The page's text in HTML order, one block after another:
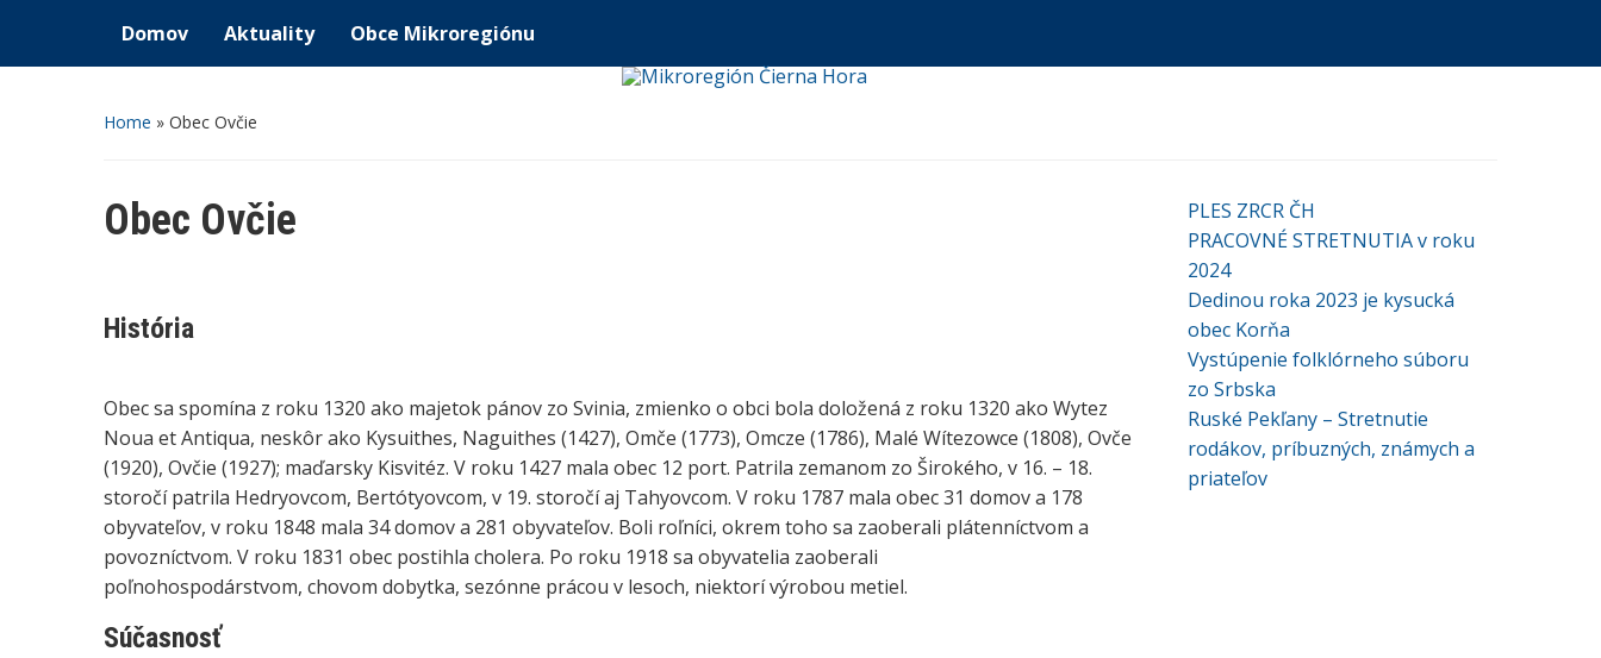
Domov Aktuality Obce Mikroregiónu
Home » Obec Ovčie
Obec Ovčie
História
Obec sa spomína z roku 1320 ako majetok pánov zo Svinia, zmienko o obci bola doložená z roku 1320 ako Wytez
Noua et Antiqua, neskôr ako Kysuithes, Naguithes (1427), Omče (1773), Omcze (1786), Malé Wítezowce (1808), Ovče
(1920), Ovčie (1927); maďarsky Kisvitéz. V roku 1427 mala obec 12 port. Patrila zemanom zo Širokého, v 16. – 18.
storočí patrila Hedryovcom, Bertótyovcom, v 19. storočí aj Tahyovcom. V roku 1787 mala obec 31 domov a 178
obyvateľov, v roku 1848 mala 34 domov a 281 obyvateľov. Boli roľníci, okrem toho sa zaoberali plátenníctvom a
povozníctvom. V roku 1831 obec postihla cholera. Po roku 1918 sa obyvatelia zaoberali
poľnohospodárstvom, chovom dobytka, sezónne prácou v lesoch, niektorí výrobou metiel.
Súčasnosť
PLES ZRCR ČH
PRACOVNÉ STRETNUTIA v roku
2024
Dedinou roka 2023 je kysucká
obec Korňa
Vystúpenie folklórneho súboru
zo Srbska
Ruské Pekľany – Stretnutie
rodákov, príbuzných, známych a
priateľov